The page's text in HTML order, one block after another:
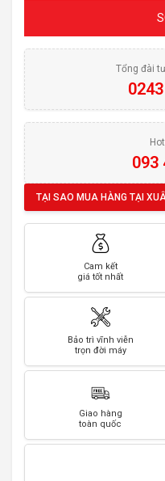
Tổng đài
093
TẠI SAO MUA HÀNG TẠI
Cam kết
giá tốt nhất
Bảo trì vĩnh viễn
trọn đời máy
Giao hàng
toàn quốc